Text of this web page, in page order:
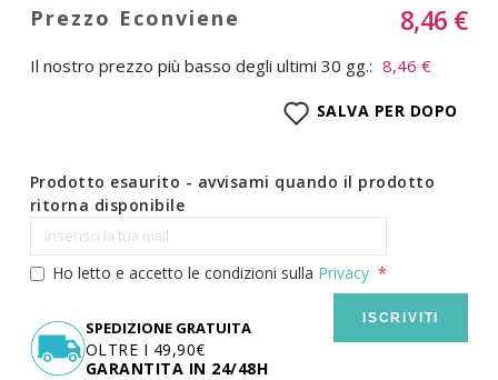
8,46 €
Il nostro prezzo più basso degli ultimi 30 gg.: 8,46 €
SALVA PER DOPO
Prodotto esaurito - avvisami quando il prodotto
ritorna disponibile
Ho letto e accetto le condizioni sulla Privacy
ISCRIVITI
SPEDIZIONE GRATUITA
OLTRE I 49,90€
GARANTITA IN 24/48H